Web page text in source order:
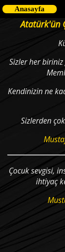
Anasayfa
Atatürk'ün
Sizler her biriniz
Kendinizin ne
Sizlerden
Çocuk sevgisi,
ihtiyaç